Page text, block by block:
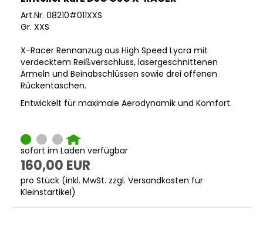
Art.Nr. 08210#011XXS
Gr. XXS
X-Racer Rennanzug aus High Speed Lycra mit
verdecktem Reißverschluss, lasergeschnittenen
Ärmeln und Beinabschlüssen sowie drei offenen
Rückentaschen.
Entwickelt für maximale Aerodynamik und Komfort.
sofort im Laden verfügbar
160,00 EUR
pro Stück (inkl. MwSt. zzgl. Versandkosten für
Kleinstartikel)